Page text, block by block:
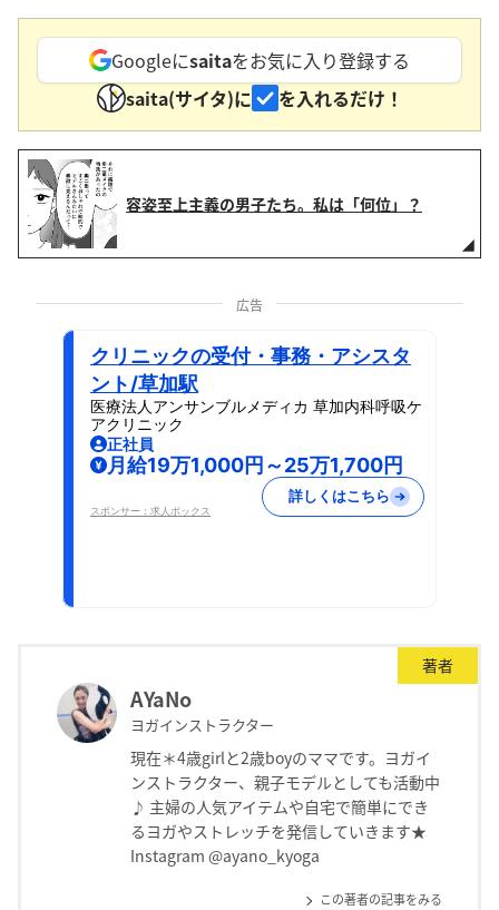
Googleにsaitaをお気に入り登録する
saita(サイタ)に
を入れるだけ！
容姿至上主義の男子たち。私は「何位」？
広告
クリニックの受付・事務・アシスタ
ント/草加駅
医療法人アンサンブルメディカ 草加内科呼吸ケ
アクリニック
正社員
月給19万1,000円～25万1,700円
スポンサー：求人ボックス
詳しくはこちら
著者
AYaNo
ヨガインストラクター
現在＊4歳girlと2歳boyのママです。ヨガイ
ンストラクター、親子モデルとしても活動中
♪ 主婦の人気アイテムや自宅で簡単にでき
るヨガやストレッチを発信していきます★
Instagram @ayano_kyoga
この著者の記事をみる